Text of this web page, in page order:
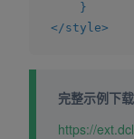
}
</style>
完整示例下
https://